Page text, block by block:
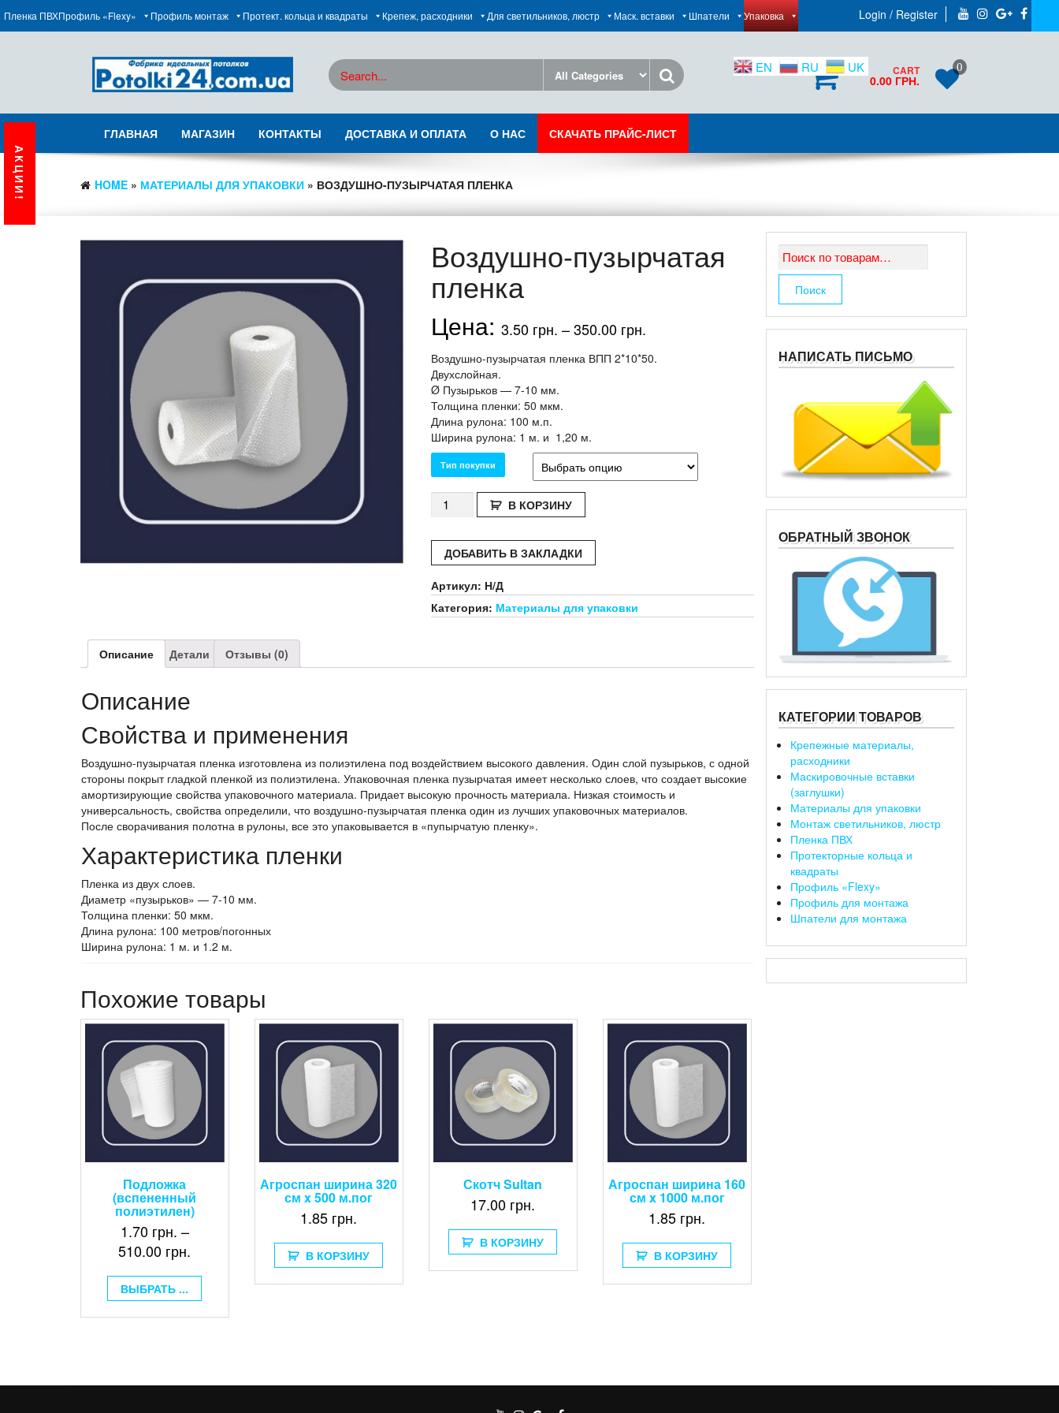
АКЦИИ!
Login / Register
Пленка ПВХПрофиль «Flexy» Профиль монтаж Протект. кольца и квадраты Крепеж, расходники Для светильников, люстр Маск. вставки Шпатели Упаковка
0 CART
0.00 ГРН.
0
ГЛАВНАЯ МАГАЗИН КОНТАКТЫ ДОСТАВКА И ОПЛАТА О НАС СКАЧАТЬ ПРАЙС-ЛИСТ
HOME » МАТЕРИАЛЫ ДЛЯ УПАКОВКИ » ВОЗДУШНО-ПУЗЫРЧАТАЯ ПЛЕНКА
Воздушно-пузырчатая
пленка
3.50 грн. –350.00 грн.
Воздушно-пузырчатая пленка ВПП 2*10*50.
Двухслойная.
Ø Пузырьков — 7-10 мм.
Толщина пленки: 50 мкм.
Длина рулона: 100 м.п.
Ширина рулона: 1 м. и 1,20 м.
Тип покупки
Количество
Воздушно-
пленка
В КОРЗИНУ
ДОБАВИТЬ В ЗАКЛАДКИ
Артикул: Н/Д
Категория: Материалы для упаковки
Описание Детали Отзывы (0)
Описание
Свойства и применения
Воздушно-пузырчатая пленка изготовлена из полиэтилена под воздействием высокого давления. Один слой пузырьков, с одной
стороны покрыт гладкой пленкой из полиэтилена. Упаковочная пленка пузырчатая имеет несколько слоев, что создает высокие
амортизирующие свойства упаковочного материала. Придает высокую прочность материала. Низкая стоимость и
универсальность, свойства определили, что воздушно-пузырчатая пленка один из лучших упаковочных материалов.
После сворачивания полотна в рулоны, все это упаковывается в «пупырчатую пленку».
Характеристика пленки
Пленка из двух слоев.
Диаметр «пузырьков» — 7-10 мм.
Толщина пленки: 50 мкм.
Длина рулона: 100 метров/погонных
Ширина рулона: 1 м. и 1.2 м.
Похожие товары
Подложка
(вспененный
полиэтилен)
1.70 грн. –
510.00 грн.
ВЫБРАТЬ ...
Агроспан ширина 320
см x 500 м.пог
1.85 грн.
В КОРЗИНУ
Скотч Sultan
17.00 грн.
В КОРЗИНУ
Агроспан ширина 160
см x 1000 м.пог
1.85 грн.
В КОРЗИНУ
Искать:
Поиск
НАПИСАТЬ ПИСЬМО
ОБРАТНЫЙ ЗВОНОК
КАТЕГОРИИ ТОВАРОВ
Крепежные материалы,
расходники
Маскировочные вставки
(заглушки)
Материалы для упаковки
Монтаж светильников, люстр
Пленка ПВХ
Протекторные кольца и
квадраты
Профиль «Flexy»
Профиль для монтажа
Шпатели для монтажа
EN RU UK